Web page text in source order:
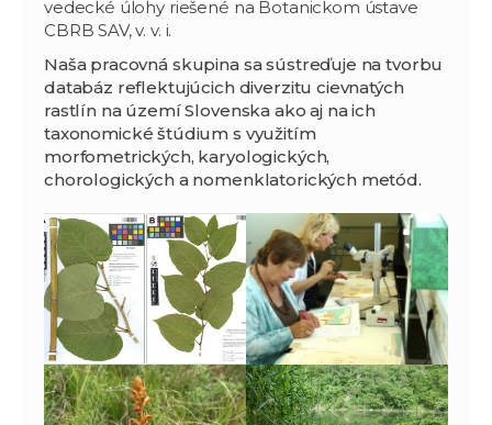
vedecké úlohy riešené na Botanickom ústave
CBRB SAV, v. v. i.
Naša pracovná skupina sa sústreďuje na tvorbu
databáz reflektujúcich diverzitu cievnatých
rastlín na území Slovenska ako aj na ich
taxonomické štúdium s využitím
morfometrických, karyologických,
chorologických a nomenklatorických metód.